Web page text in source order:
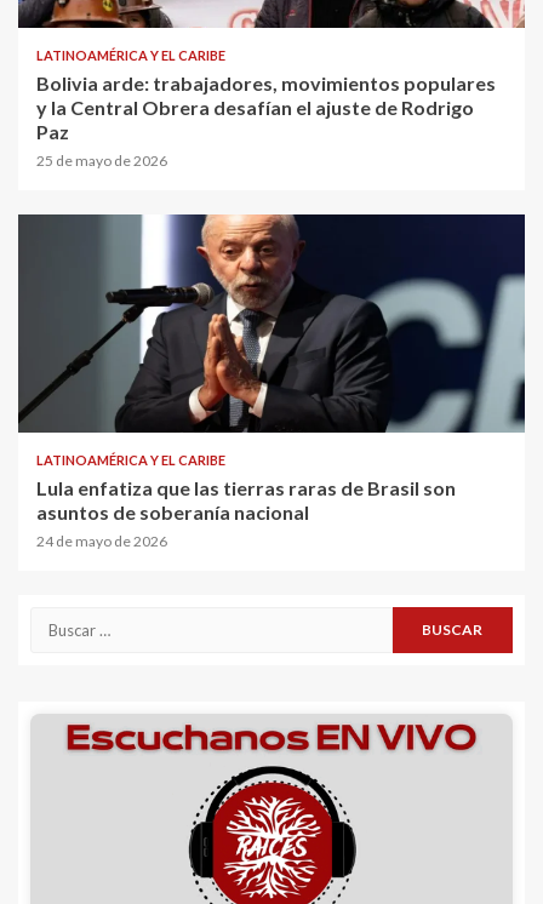
LATINOAMÉRICA Y EL CARIBE
Bolivia arde: trabajadores, movimientos populares
y la Central Obrera desafían el ajuste de Rodrigo
Paz
25 de mayo de 2026
LATINOAMÉRICA Y EL CARIBE
Lula enfatiza que las tierras raras de Brasil son
asuntos de soberanía nacional
24 de mayo de 2026
Buscar: